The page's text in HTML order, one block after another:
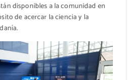
disponibles a la comunidad en
de acercar la ciencia y la